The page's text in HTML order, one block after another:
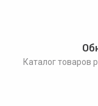
Каталог товаров